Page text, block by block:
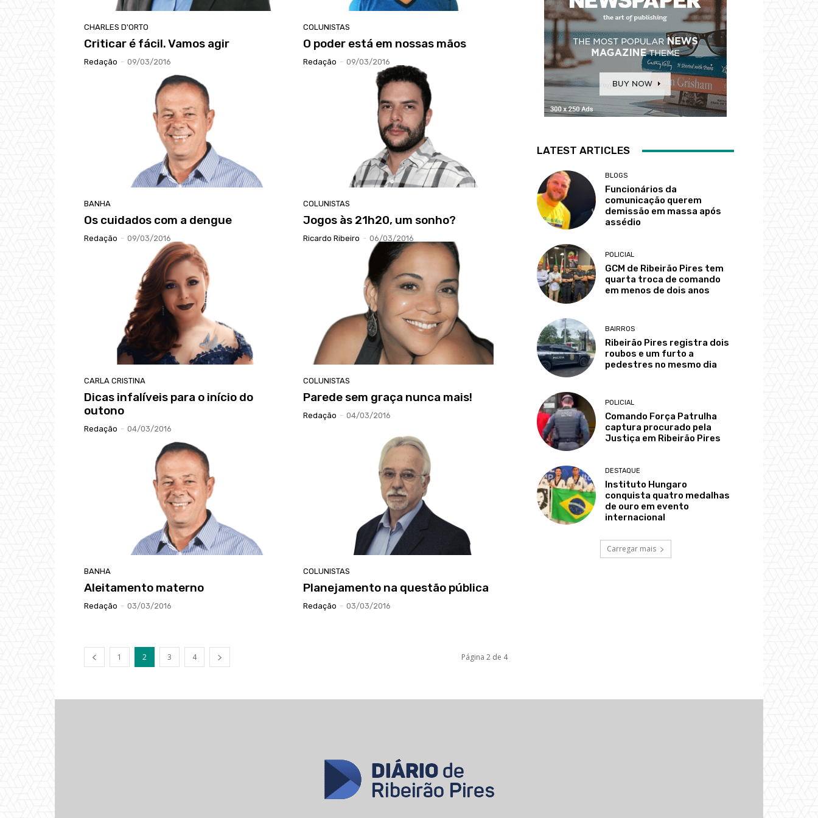
CHARLES D'ORTO
Criticar é fácil. Vamos agir
Redação - 09/03/2016
COLUNISTAS
O poder está em nossas mãos
Redação - 09/03/2016
BANHA
Os cuidados com a dengue
Redação - 09/03/2016
COLUNISTAS
Jogos às 21h20, um sonho?
Ricardo Ribeiro - 06/03/2016
CARLA CRISTINA
Dicas infalíveis para o início do
outono
Redação - 04/03/2016
COLUNISTAS
Parede sem graça nunca mais!
Redação - 04/03/2016
BANHA
Aleitamento materno
Redação - 03/03/2016
COLUNISTAS
Planejamento na questão pública
Redação - 03/03/2016
1 2 3 4 Página 2 de 4
LATEST ARTICLES
BLOGS
Funcionários da
comunicação querem
demissão em massa após
assédio
POLICIAL
GCM de Ribeirão Pires tem
quarta troca de comando
em menos de dois anos
BAIRROS
Ribeirão Pires registra dois
roubos e um furto a
pedestres no mesmo dia
POLICIAL
Comando Força Patrulha
captura procurado pela
Justiça em Ribeirão Pires
DESTAQUE
Instituto Hungaro
conquista quatro medalhas
de ouro em evento
internacional
Carregar mais